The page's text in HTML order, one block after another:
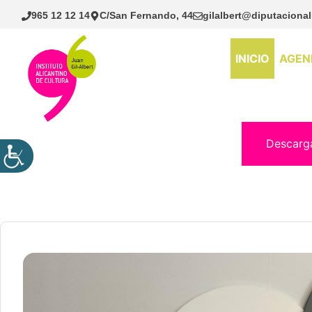
Saltar
965 12 12 14 C/San Fernando, 44
INICIO